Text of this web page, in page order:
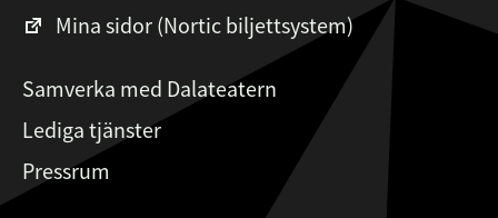
Mina sidor (Nortic biljettsystem)
Samverka med Dalateatern
Lediga tjänster
Pressrum